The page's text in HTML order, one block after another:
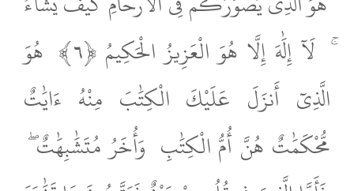
لَآ إِلَٰهَ إِلَّا هُوَ الْعَزِيزُ الْحَكِيمُ ﴿٦﴾
هُوَ
الَّذِىٓ أَنزَلَ عَلَيْكَ الْكِتَٰبَ مِنْهُ ءَايَٰتٌ
مُّحْكَمَٰتٌ هُنَّ أُمُّ الْكِتَٰبِ وَأُخَرُ مُتَشَٰبِهَٰتٌ ۖ